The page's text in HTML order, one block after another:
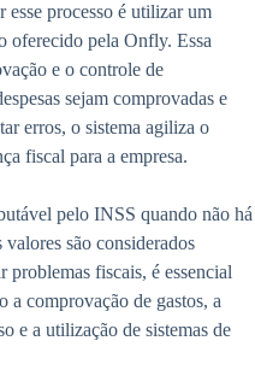
processo é utilizar um
oferecido pela Onfly. Essa
e o controle de
sejam comprovadas e
erros, o sistema agiliza o
fiscal para a empresa.
pelo INSS quando não há
são considerados
fiscais, é essencial
a comprovação de gastos, a
e a utilização de sistemas de